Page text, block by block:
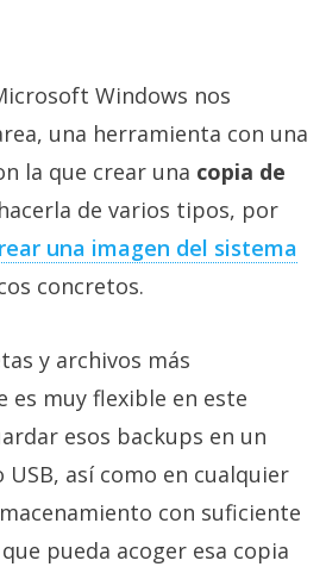
Windows nos
una herramienta con una
la que crear una copia de
de varios tipos, por
una imagen del sistema‎
concretos.
y archivos más
es muy flexible en este
esos backups en un
así como en cualquier
con suficiente
pueda acoger esa copia